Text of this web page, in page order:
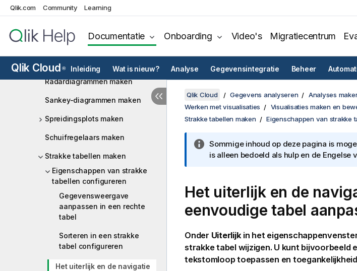
Qlik.com Community Learning
Documentatie Onboarding Video's Migratiecentrum
Qlik Cloud ® Inleiding Wat is nieuw? Analyse Gegevensintegratie Beheer
ringdiagrammen maken
Draaitabellen maken (Pivot)
P&L-draaidiagrammen maken
Radardiagrammen maken
Sankey-diagrammen maken
Spreidingsplots maken
Schuifregelaars maken
Strakke tabellen maken
Eigenschappen van strakke
tabellen configureren
Gegevensweergave
aanpassen in een rechte
tabel
Sorteren in een strakke
tabel configureren
Het uiterlijk en de navigatie
Qlik Cloud Gegevens analyseren
Analyses
Werken met visualisaties
Visualisaties maken en
Strakke tabellen maken
Eigenschappen van strakke
Sommige inhoud op deze pagina is
is alleen bedoeld als hulp en de Engelse
Het uiterlijk en de
eenvoudige tabel
Onder Uiterlijkin het
strakke tabel wijzigen. U kunt bijvoorbeeld
tekstomloop toepassen en